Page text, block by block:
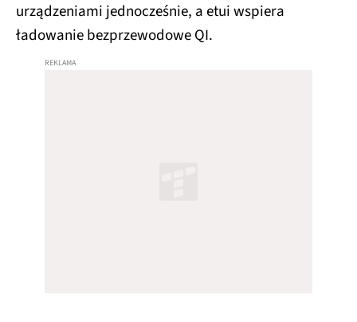
urządzeniami jednocześnie, a etui wspiera
ładowanie bezprzewodowe QI.